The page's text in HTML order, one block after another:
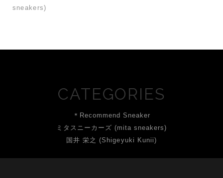
sneakers)
CATEGORIES
＊Recommend Sneaker
ミタスニーカーズ (mita sneakers)
国井 栄之 (Shigeyuki Kunii)